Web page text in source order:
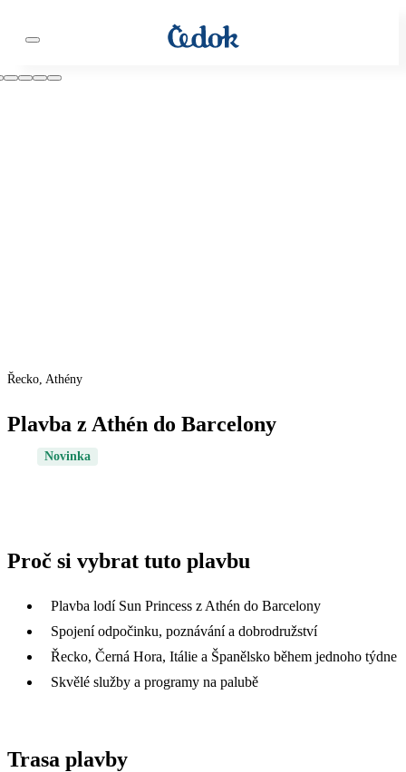
Řecko, Athény
Plavba z Athén do Barcelony
Novinka
Proč si vybrat tuto plavbu
Plavba lodí Sun Princess z Athén do Barcelony
Spojení odpočinku, poznávání a dobrodružství
Řecko, Černá Hora, Itálie a Španělsko během jednoho týdne
Skvělé služby a programy na palubě
Trasa plavby